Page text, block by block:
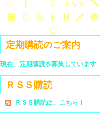
定期購読のご案内
現在、定期購読を募集しています
ＲＳＳ購読
ＲＳＳ購読は、こちら！